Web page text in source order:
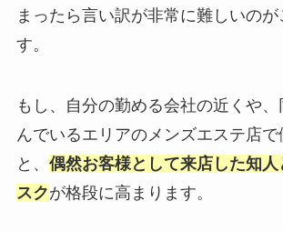
まったら言い訳が非常に難しいの
す。
もし、自分の勤める会社の近くや
んでいるエリアのメンズエステ店で
と、 偶然お客様として来店した知人
スクが格段に高まります。